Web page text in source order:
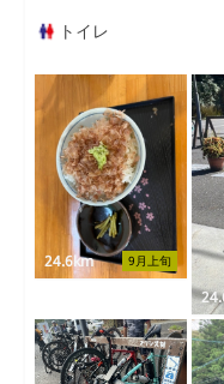
トイレ
9月上旬
24.6km